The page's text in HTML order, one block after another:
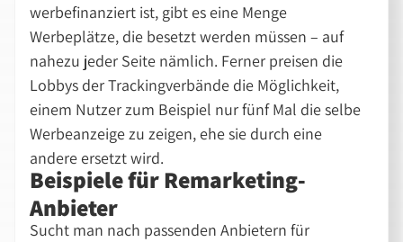
werbefinanziert ist, gibt es eine Menge
Werbeplätze, die besetzt werden müssen – auf
nahezu jeder Seite nämlich. Ferner preisen die
Lobbys der Trackingverbände die Möglichkeit,
einem Nutzer zum Beispiel nur fünf Mal die selbe
Werbeanzeige zu zeigen, ehe sie durch eine
andere ersetzt wird.
Beispiele für Remarketing-
Anbieter
Sucht man nach passenden Anbietern für